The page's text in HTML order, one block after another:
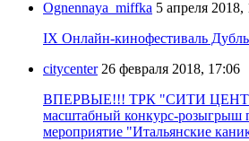
Ognennaya_miffka 5 апреля 2018,
IX Онлайн-кинофестиваль
citycenter 26 февраля 2018, 17:06
ВПЕРВЫЕ!!! ТРК "СИТИ
масштабный конкурс-розыгрыш
мероприятие "Итальянские